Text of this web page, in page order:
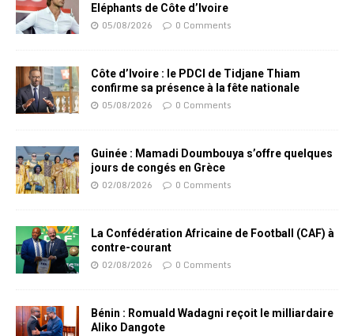
Eléphants de Côte d’Ivoire
05/08/2026 0 Comments
Côte d’Ivoire : le PDCI de Tidjane Thiam
confirme sa présence à la fête nationale
05/08/2026 0 Comments
Guinée : Mamadi Doumbouya s’offre quelques
jours de congés en Grèce
02/08/2026 0 Comments
La Confédération Africaine de Football (CAF) à
contre-courant
02/08/2026 0 Comments
Bénin : Romuald Wadagni reçoit le milliardaire
Aliko Dangote